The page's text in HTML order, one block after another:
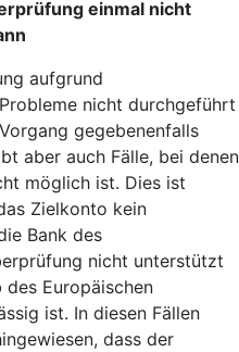
einmal nicht
aufgrund
nicht durchgeführt
gegebenenfalls
aber auch Fälle, bei denen
möglich ist. Dies ist
Zielkonto kein
Bank des
nicht unterstützt
Europäischen
ist. In diesen Fällen
dass der